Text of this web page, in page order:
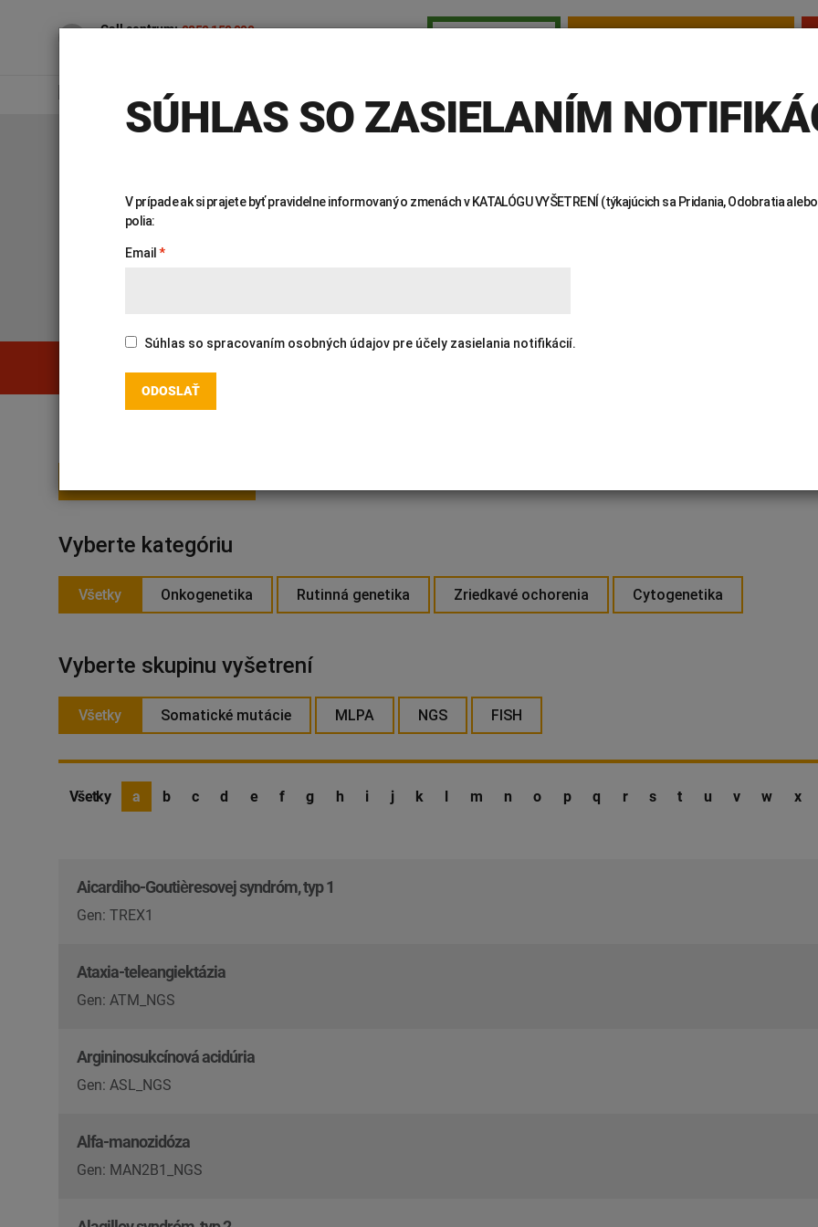
Call centrum: 0850 150 000
Genetika Covid-19 Žiadanky a tlačivá Výsledky vyšetrení
AKTUALITY KDE NÁS
KATALÓG VYŠETRENÍ
PREHĽADÁVAŤ KATALÓG:
Vyberte kategóriu
Všetky Onkogenetika Rutinná genetika Zriedkavé ochorenia Cytogenetika
Vyberte skupinu vyšetrení
Všetky Somatické mutácie MLPA NGS FISH
Všetky a b c d e f g h i j k l m n o p q r s t u v w x
Aicardiho-Goutièresovej syndróm, typ 1
Gen: TREX1
Ataxia-teleangiektázia
Gen: ATM_NGS
Argininosukcínová acidúria
Gen: ASL_NGS
Alfa-manozidóza
Gen: MAN2B1_NGS
SÚHLAS SO ZASIELANÍM
V prípade ak si prajete byť pravidelne informovaný o zmenách v KATALÓGU VYŠETRENÍ (týkajúcich sa Pridania, Odobratia
polia:
Email
Súhlas so spracovaním osobných údajov pre účely zasielania notifikácií.